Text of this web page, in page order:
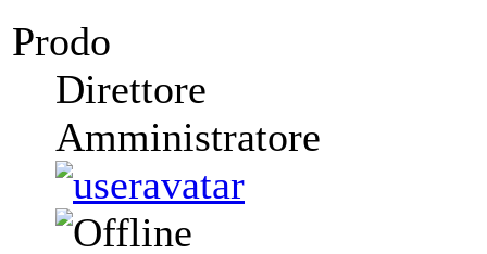
Prodo
Direttore
Amministratore